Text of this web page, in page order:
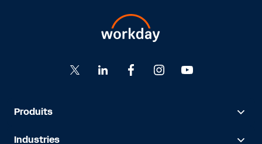
Produits
Industries